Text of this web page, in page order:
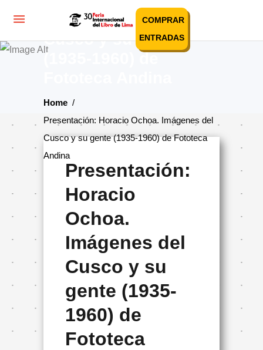
COMPRAR
ENTRADAS
Ochoa. Imágenes del
Cusco y su gente
(1935-1960) de
Home /
Presentación: Horacio Ochoa. Imágenes del
Cusco y su gente (1935-1960) de Fototeca
Andina
Presentación:
Horacio
Ochoa.
Imágenes del
Cusco y su
gente (1935-
1960) de
Fototeca